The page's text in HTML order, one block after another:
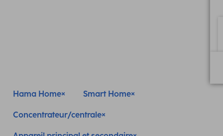
Hama Home Smart Home
Concentrateur/centrale